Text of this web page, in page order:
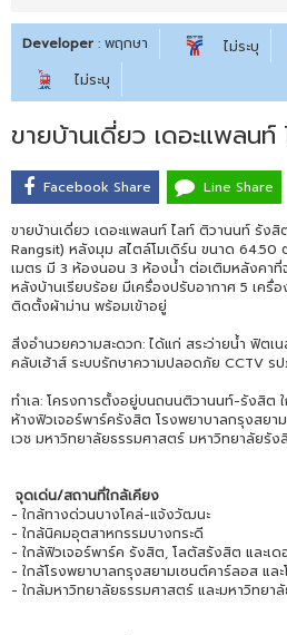
Developer : พฤกษา ไม่ระบุ
ไม่ระบุ
ขายบ้านเดี่ยว เดอะแพลน
Facebook Share Line Share
ขายบ้านเดี่ยว เดอะแพลนท์ ไลท์ ติวานนท์ รัง
Rangsit) หลังมุม สไตล์โมเดิร์น ขนาด 64.50
เมตร มี 3 ห้องนอน 3 ห้องน้ำ ต่อเติมหลังคา
หลังบ้านเรียบร้อย มีเครื่องปรับอากาศ 5 เครื่
ติดตั้งผ้าม่าน พร้อมเข้าอยู่
สิ่งอำนวยความสะดวก: ได้แก่ สระว่ายน้ำ ฟิตเ
คลับเฮ้าส์ ระบบรักษาความปลอดภัย CCTV ร
ทำเล: โครงการตั้งอยู่บนถนนติวานนท์-รังสิต
ห้างฟิวเจอร์พาร์ครังสิต โรงพยาบาลกรุงสยา
เวช มหาวิทยาลัยธรรมศาสตร์ มหาวิทยาลัยรั
จุดเด่น/สถานที่ใกล้เคียง
- ใกล้ทางด่วนบางโคล่-แจ้งวัฒนะ
- ใกล้นิคมอุตสาหกรรมบางกระดี
- ใกล้ฟิวเจอร์พาร์ค รังสิต, โลตัสรังสิต และเด
- ใกล้โรงพยาบาลกรุงสยามเซนต์คาร์ลอส แล
- ใกล้มหาวิทยาลัยธรรมศาสตร์ และมหาวิทยา